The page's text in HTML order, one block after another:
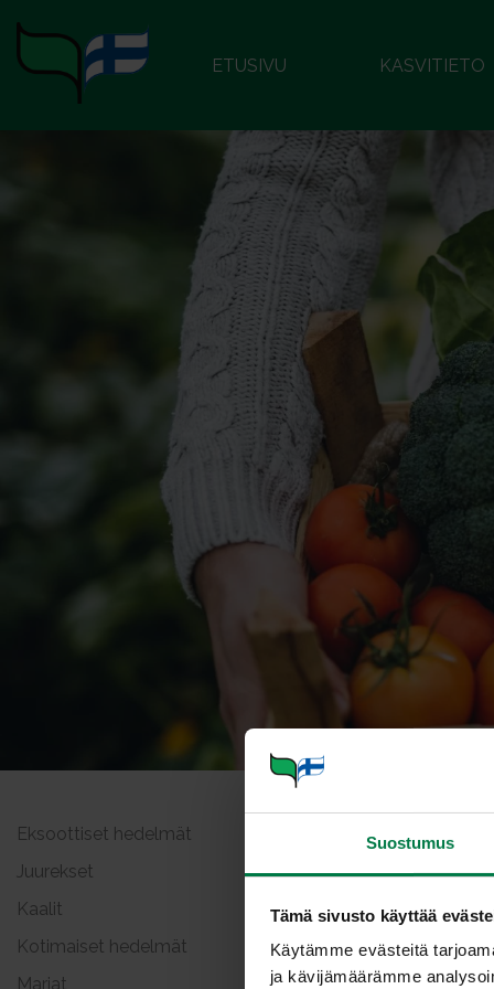
Suostumus
Tämä sivusto käyttää
Käytämme evästeitä
ja kävijämäärämme
ETUSIVU KASVITIETO
Eksoottiset hedelmät
Juurekset
Kaalit
Kotimaiset hedelmät
Marjat